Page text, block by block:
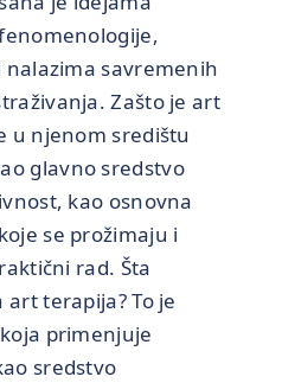
nalazima savremenih
Zašto je art
u njenom središtu
glavno sredstvo
kao osnovna
se prožimaju i
rad. Šta
terapija? To je
primenjuje
sredstvo